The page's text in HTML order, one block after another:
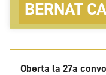
BERNAT
Oberta la 27a